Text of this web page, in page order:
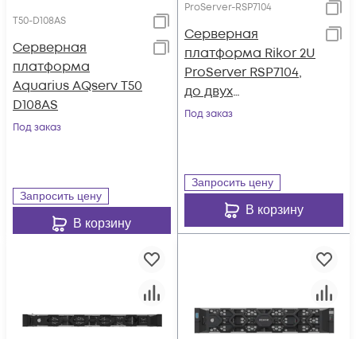
T50-D108AS
Серверная
платформа
Aquarius AQserv T50
D108AS
Под заказ
Запросить цену
В корзину
ProServer-RSP7104
Серверная
платформа Rikor 2U
ProServer RSP7104,
до двух
процессоров Intel
Под заказ
Запросить цену
В корзину